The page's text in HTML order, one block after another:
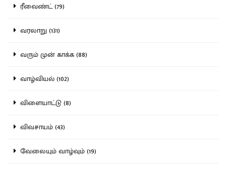
ரீவைண்ட் (79)
வரலாறு (131)
வரும் முன் காக்க (88)
வாழ்வியல் (102)
விளையாட்டு (8)
விவசாயம் (43)
வேலையும் வாழ்வும் (19)